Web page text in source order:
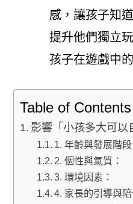
感，讓孩子知
提升他們獨立
孩子在遊戲中
Table of Contents
影響「小孩多大可以
1. 年齡與發展階段
2. 個性與氣質：
3. 環境因素：
4. 家長的引導與陪